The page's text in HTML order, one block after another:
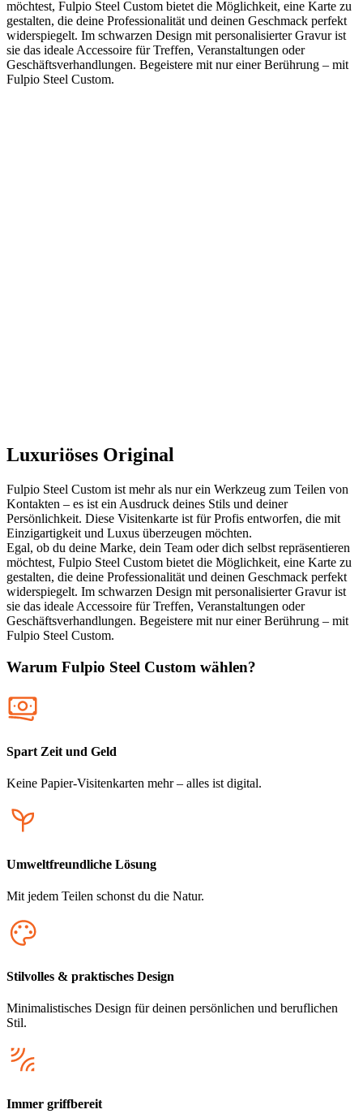
möchtest, Fulpio Steel Custom bietet die Möglichkeit, eine Karte zu
gestalten, die deine Professionalität und deinen Geschmack perfekt
widerspiegelt. Im schwarzen Design mit personalisierter Gravur ist
sie das ideale Accessoire für Treffen, Veranstaltungen oder
Geschäftsverhandlungen. Begeistere mit nur einer Berührung – mit
Fulpio Steel Custom.
Luxuriöses Original
Fulpio Steel Custom ist mehr als nur ein Werkzeug zum Teilen von
Kontakten – es ist ein Ausdruck deines Stils und deiner
Persönlichkeit. Diese Visitenkarte ist für Profis entworfen, die mit
Einzigartigkeit und Luxus überzeugen möchten.
Egal, ob du deine Marke, dein Team oder dich selbst repräsentieren
möchtest, Fulpio Steel Custom bietet die Möglichkeit, eine Karte zu
gestalten, die deine Professionalität und deinen Geschmack perfekt
widerspiegelt. Im schwarzen Design mit personalisierter Gravur ist
sie das ideale Accessoire für Treffen, Veranstaltungen oder
Geschäftsverhandlungen. Begeistere mit nur einer Berührung – mit
Fulpio Steel Custom.
Warum Fulpio Steel Custom wählen?
Spart Zeit und Geld
Keine Papier-Visitenkarten mehr – alles ist digital.
Umweltfreundliche Lösung
Mit jedem Teilen schonst du die Natur.
Stilvolles & praktisches Design
Minimalistisches Design für deinen persönlichen und beruflichen
Stil.
Immer griffbereit